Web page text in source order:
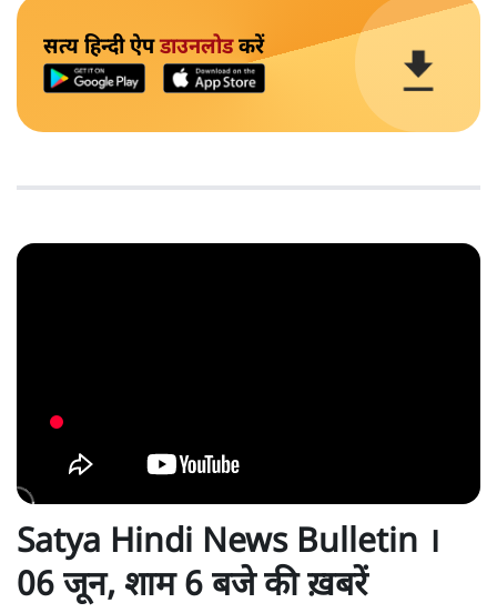
सत्य हिन्दी ऐपडाउनलोडकरें
Satya Hindi News Bulletin ।
06 जून, शाम 6 बजे की ख़बरें